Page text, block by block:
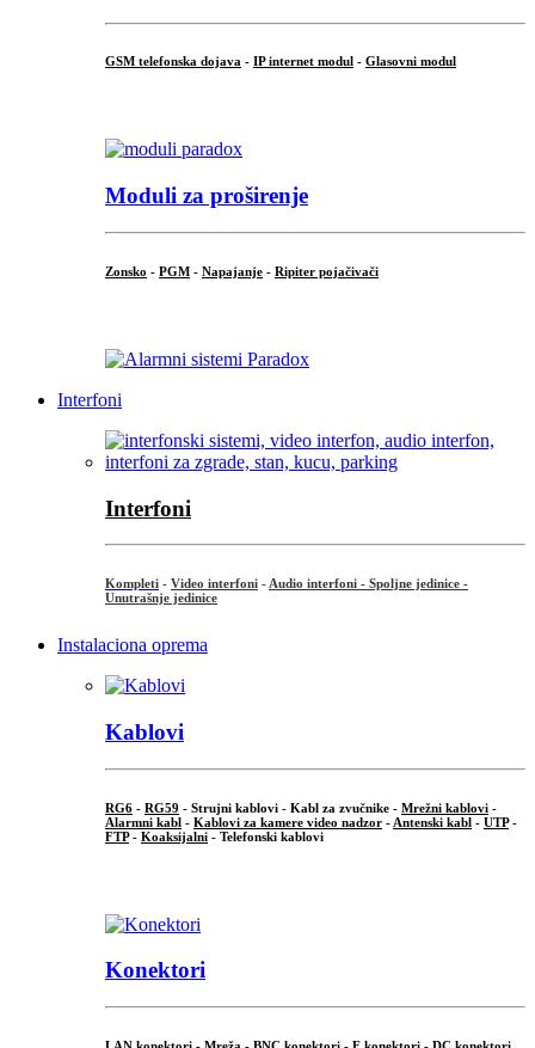
GSM telefonska dojava - IP internet modul - Glasovni modul
Moduli za proširenje
Zonsko - PGM - Napajanje - Ripiter pojačivači
Interfoni
Interfoni
Kompleti - Video interfoni - Audio interfoni - Spoljne jedinice -
Unutrašnje jedinice
Instalaciona oprema
Kablovi
RG6 - RG59 - Strujni kablovi - Kabl za zvučnike - Mrežni kablovi -
Alarmni kabl - Kablovi za kamere video nadzor - Antenski kabl - UTP-
FTP- Koaksijalni - Telefonski kablovi
Konektori